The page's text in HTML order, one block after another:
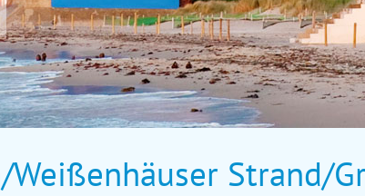
Strand/